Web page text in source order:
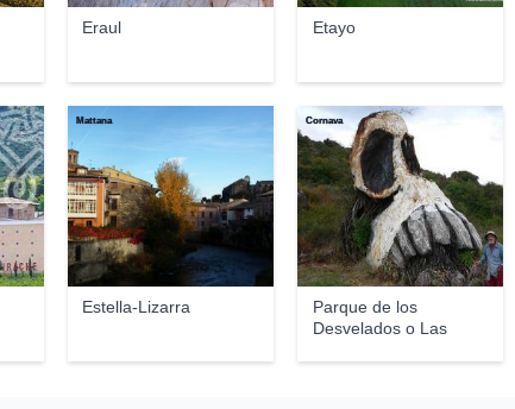
Eraul Etayo
Estella-Lizarra
Mattana
Parque de los
Desvelados o Las
Cornava